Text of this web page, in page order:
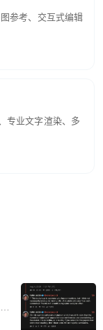
参考、交互式编辑
专业文字渲染、多